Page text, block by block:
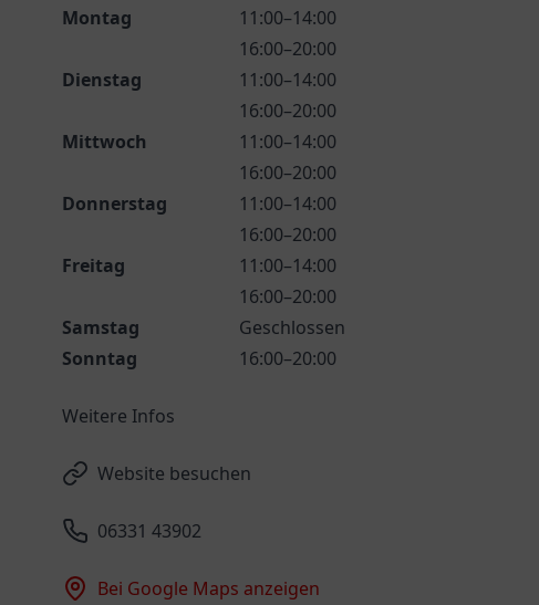
Montag
11:00–14:00
16:00–20:00
Dienstag
11:00–14:00
16:00–20:00
Mittwoch
11:00–14:00
16:00–20:00
Donnerstag
11:00–14:00
16:00–20:00
Freitag
11:00–14:00
16:00–20:00
Samstag
Geschlossen
Sonntag
16:00–20:00
Weitere Infos
Website besuchen
06331 43902
Bei Google Maps anzeigen